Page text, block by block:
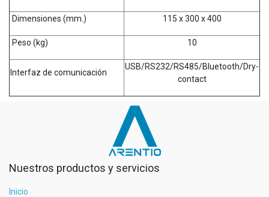
Dimensiones (mm.) 115 x 300 x 400
Peso (kg) 10
Interfaz de comunicación
USB/RS232/RS485/Bluetooth/Dry-
contact
Nuestros productos y servicios
Inicio